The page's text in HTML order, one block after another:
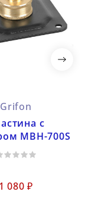
Grifon
с
MBH-700S
1 080 ₽